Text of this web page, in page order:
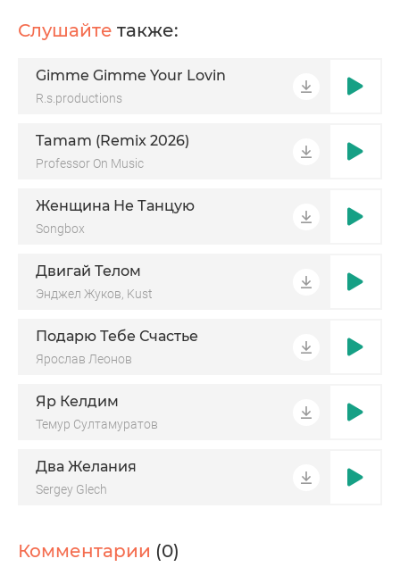
Слушайте также:
Gimme Gimme Your Lovin
R.s.productions
Tamam (Remix 2026)
Professor On Music
Женщина Не Танцую
Songbox
Двигай Телом
Энджел Жуков, Kust
Подарю Тебе Счастье
Ярослав Леонов
Яр Келдим
Темур Султамуратов
Два Желания
Sergey Glech
Комментарии (0)